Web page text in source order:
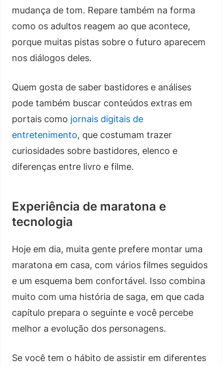
mudança de tom. Repare também na forma
como os adultos reagem ao que acontece,
porque muitas pistas sobre o futuro aparecem
nos diálogos deles.
Quem gosta de saber bastidores e análises
pode também buscar conteúdos extras em
portais como jornais digitais de
entretenimento, que costumam trazer
curiosidades sobre bastidores, elenco e
diferenças entre livro e filme.
Experiência de maratona e
tecnologia
Hoje em dia, muita gente prefere montar uma
maratona em casa, com vários filmes seguidos
e um esquema bem confortável. Isso combina
muito com uma história de saga, em que cada
capítulo prepara o seguinte e você percebe
melhor a evolução dos personagens.
Se você tem o hábito de assistir em diferentes